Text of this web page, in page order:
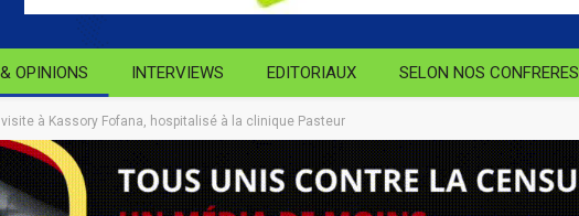
OPINIONS INTERVIEWS EDITORIAUX SELON NOS CONFRERES
à Kassory Fofana, hospitalisé à la clinique Pasteur